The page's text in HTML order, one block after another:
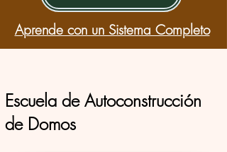
Aprende con un Sistema Completo
Escuela de Autoconstrucción
de Domos